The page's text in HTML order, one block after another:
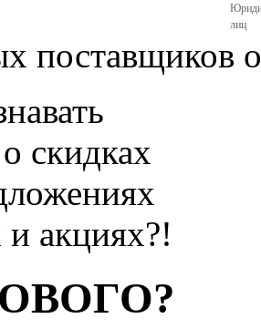
лиц
поставщиков
скидках
акциях?!